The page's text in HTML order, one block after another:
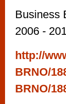
Business
2006 -
http://
BRNO/
BRNO/